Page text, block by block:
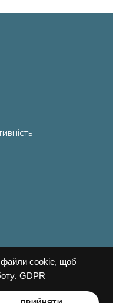
файли cookie, щоб
GDPR